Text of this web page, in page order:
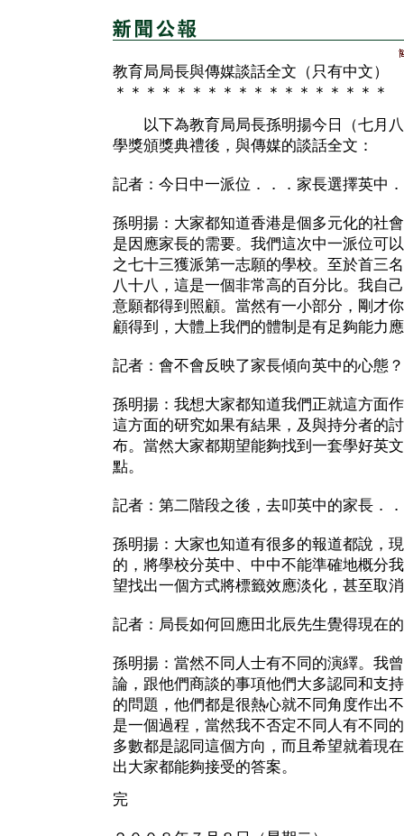
教育局局長與傳媒談話全文（只有中文）
＊＊＊＊＊＊＊＊＊＊＊＊＊＊＊＊＊＊
以下為教育局局長孫明揚今日（七月八
學獎頒獎典禮後，與傳媒的談話全文：
記者：今日中一派位．．．家長選擇英中
孫明揚：大家都知道香港是個多元化的社
是因應家長的需要。我們這次中一派位可
之七十三獲派第一志願的學校。至於首三
八十八，這是一個非常高的百分比。我自
意願都得到照顧。當然有一小部分，剛才
顧得到，大體上我們的體制是有足夠能力
記者：會不會反映了家長傾向英中的心態？
孫明揚：我想大家都知道我們正就這方面
這方面的研究如果有結果，及與持分者的
布。當然大家都期望能夠找到一套學好英
點。
記者：第二階段之後，去叩英中的家長．
孫明揚：大家也知道有很多的報道都說，
的，將學校分英中、中中不能準確地概分
望找出一個方式將標籤效應淡化，甚至取
記者：局長如何回應田北辰先生覺得現在
孫明揚：當然不同人士有不同的演繹。我
論，跟他們商談的事項他們大多認同和支
的問題，他們都是很熱心就不同角度作出
是一個過程，當然我不否定不同人有不同
多數都是認同這個方向，而且希望就着現
出大家都能夠接受的答案。
完